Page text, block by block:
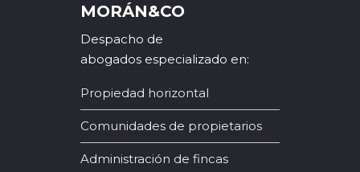
MORÁN&CO
Despacho de
abogados especializado en:
Propiedad horizontal
Comunidades de propietarios
Administración de fincas